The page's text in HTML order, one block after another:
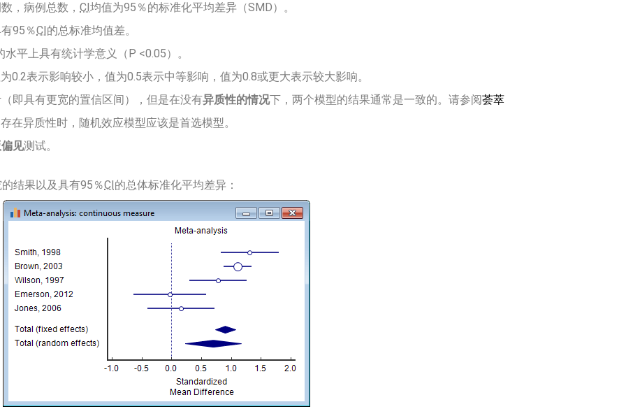
，病例总数， CI均值为95％的标准化平均差异（SMD）。
95％CI的总标准均值差。
平上具有统计学意义（P <0.05）。
0.2表示影响较小，值为0.5表示中等影响，值为0.8或更大表示较大影响。
即具有更宽的置信区间），但是在没有异质性的情况下，两个模型的结果通常是一致的。请参阅荟萃
在异质性时，随机效应模型应该是首选模型。
见测试。
结果以及具有95％CI的总体标准化平均差异：